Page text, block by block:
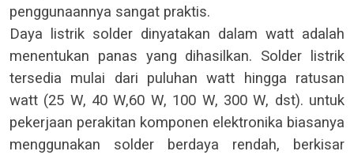
penggunaannya sangat praktis.
Daya listrik solder dinyatakan dalam watt adalah
menentukan panas yang dihasilkan. Solder listrik
tersedia mulai dari puluhan watt hingga ratusan
watt (25 W, 40 W,60 W, 100 W, 300 W, dst). untuk
pekerjaan perakitan komponen elektronika biasanya
menggunakan solder berdaya rendah, berkisar